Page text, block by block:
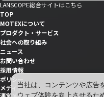
LANSCOPE総合サイトはこちら
TOP
MOTEXについて
プロダクト・サービス
社会への取り組み
ニュース
お問い合わせ
採用情報
ポリシー
メディア
運営メディア
当社は、コンテンツや広告
ウェブ体験を向上させるた